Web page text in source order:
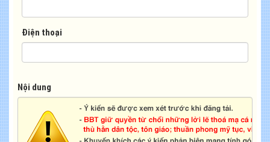
Điện thoại
Nội dung